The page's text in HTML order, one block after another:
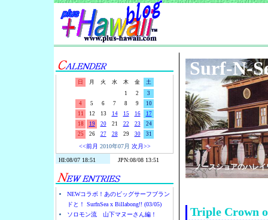
日 月 火 水 木 金
土
1
2
3
4
5 6 7 8 9
10
11
12 13 14 15 16
17
18
19 20 21 22 23
24
25
26 27 28 29 30 31
<<前月 2010年07月 次月>>
NEWコラボ！あのビッグサーフブラン
ドと！ SurfnSea x Billabong!! (03/05)
ソロモン流 山下マヌーさん編！
Surf-N-
ノースショアのハレ
Triple Crown